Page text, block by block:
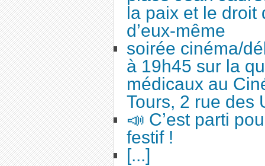
la paix et le
d’eux-même
soirée cinéma/
à 19h45 sur la
médicaux au
Tours, 2 rue des
📣 C’est parti
festif !
[...]